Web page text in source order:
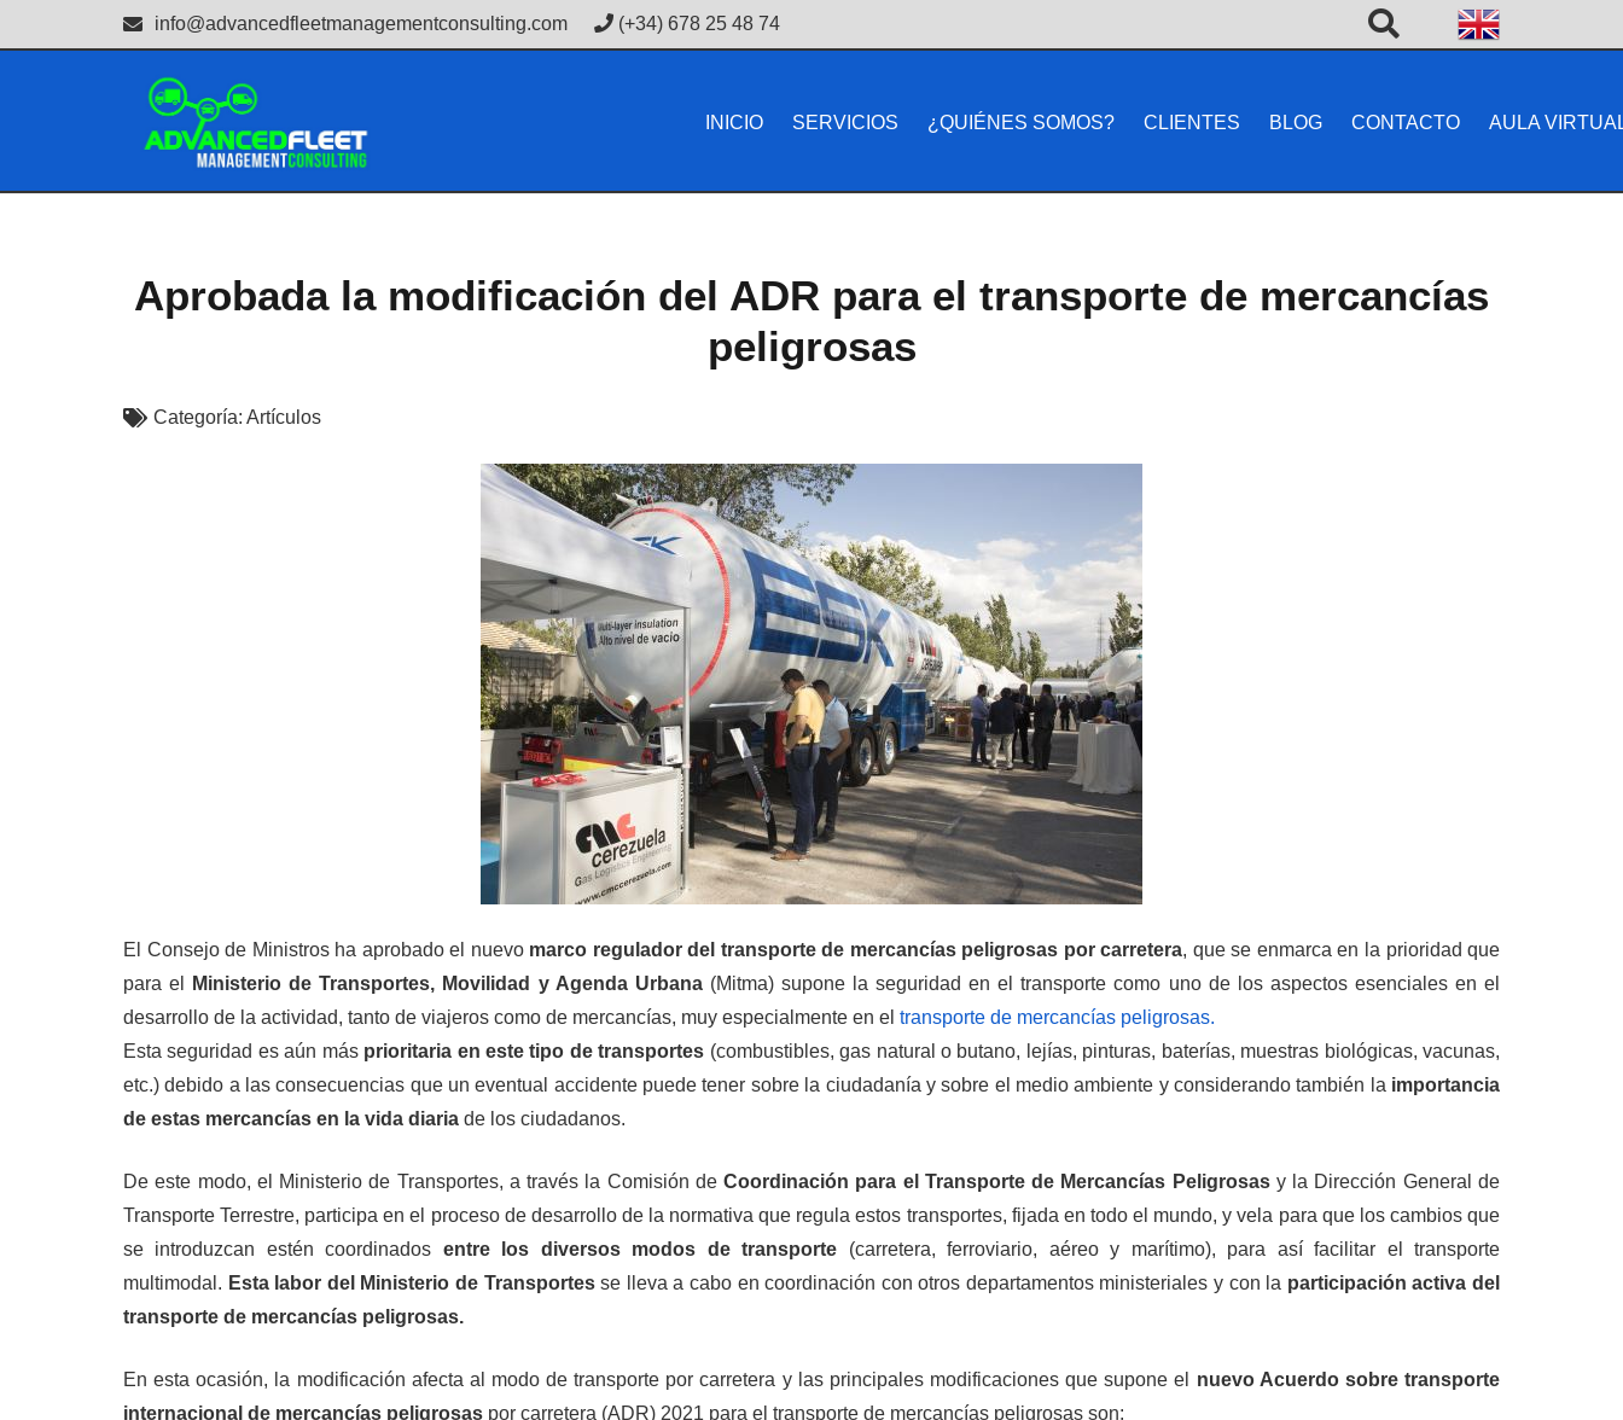
info@advancedfleetmanagementconsulting.com (+34) 678 25 48 74
INICIO SERVICIOS ¿QUIÉNES SOMOS? CLIENTES BLOG CONTACTO AULA
Aprobada la modificación del ADR para el transporte de mercancías
peligrosas
Categoría: Artículos
El Consejo de Ministros ha aprobado el nuevo marco regulador del transporte de mercancías peligrosas por carretera, que se enmarca en la prioridad que
para el
Ministerio de Transportes, Movilidad y Agenda Urbana(Mitma) supone la seguridad en el transporte como uno de los aspectos esenciales en el
desarrollo de la actividad, tanto de viajeros como de mercancías, muy especialmente en el transporte de mercancías peligrosas.
Esta seguridad es aún más prioritaria en este tipo de transportes (combustibles, gas natural o butano, lejías, pinturas, baterías, muestras biológicas, vacunas,
etc.) debido a las consecuencias que un eventual accidente puede tener sobre la ciudadanía y sobre el medio ambiente y considerando también la importancia
de estas mercancías en la vida diaria de los ciudadanos.
De este modo, el Ministerio de Transportes, a través la Comisión deCoordinación para el Transporte de Mercancías Peligrosasy la Dirección General de
Transporte Terrestre, participa en el proceso de desarrollo de la normativa que regula estos transportes, fijada en todo el mundo, y vela para que los cambios que
se introduzcan estén coordinados entre los diversos modos de transporte (carretera, ferroviario, aéreo y marítimo), para así facilitar el transporte
multimodal. Esta labor del Ministerio de Transportesse lleva a cabo en coordinación con otros departamentos ministeriales y con la participación activa del
transporte de mercancías peligrosas.
En esta ocasión, la modificación afecta al modo de transporte por carretera y las principales modificaciones que supone el
nuevo Acuerdo sobre transporte
internacional de mercancías peligrosas por carretera (ADR) 2021 para el transporte de mercancías peligrosas son: